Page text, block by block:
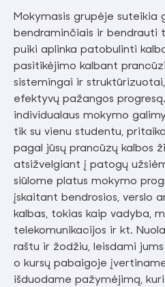
Mokymasis grupėje suteikia
bendraminčiais ir bendrauti
puiki aplinka patobulinti
pasitikėjimo kalbant
sistemingai ir
efektyvų pažangos
individualaus mokymo
tik su vienu studentu,
pagal jūsų prancūzų kalbos
atsižvelgiant į patogų
siūlome platus mokymo
įskaitant bendrosios, verslo
kalbas, tokias kaip vadyba,
telekomunikacijos ir kt.
raštu ir žodžiu, leisdami
o kursų pabaigoje
išduodame pažymėjimą,